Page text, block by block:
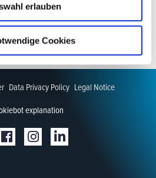
erlauben
Cookies
Data Privacy Policy Legal Notice
explanation